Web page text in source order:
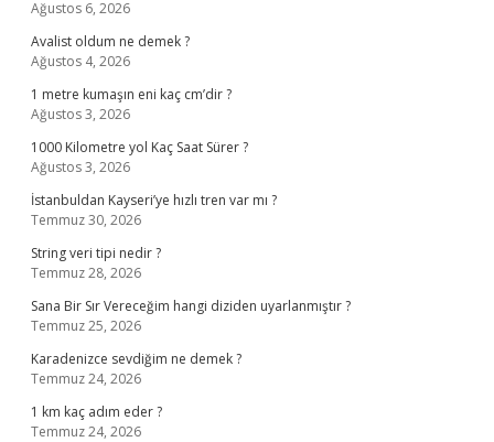
Ağustos 6, 2026
Avalist oldum ne demek ?
Ağustos 4, 2026
1 metre kumaşın eni kaç cm’dir ?
Ağustos 3, 2026
1000 Kilometre yol Kaç Saat Sürer ?
Ağustos 3, 2026
İstanbuldan Kayseri’ye hızlı tren var mı ?
Temmuz 30, 2026
String veri tipi nedir ?
Temmuz 28, 2026
Sana Bir Sır Vereceğim hangi diziden uyarlanmıştır ?
Temmuz 25, 2026
Karadenizce sevdiğim ne demek ?
Temmuz 24, 2026
1 km kaç adım eder ?
Temmuz 24, 2026